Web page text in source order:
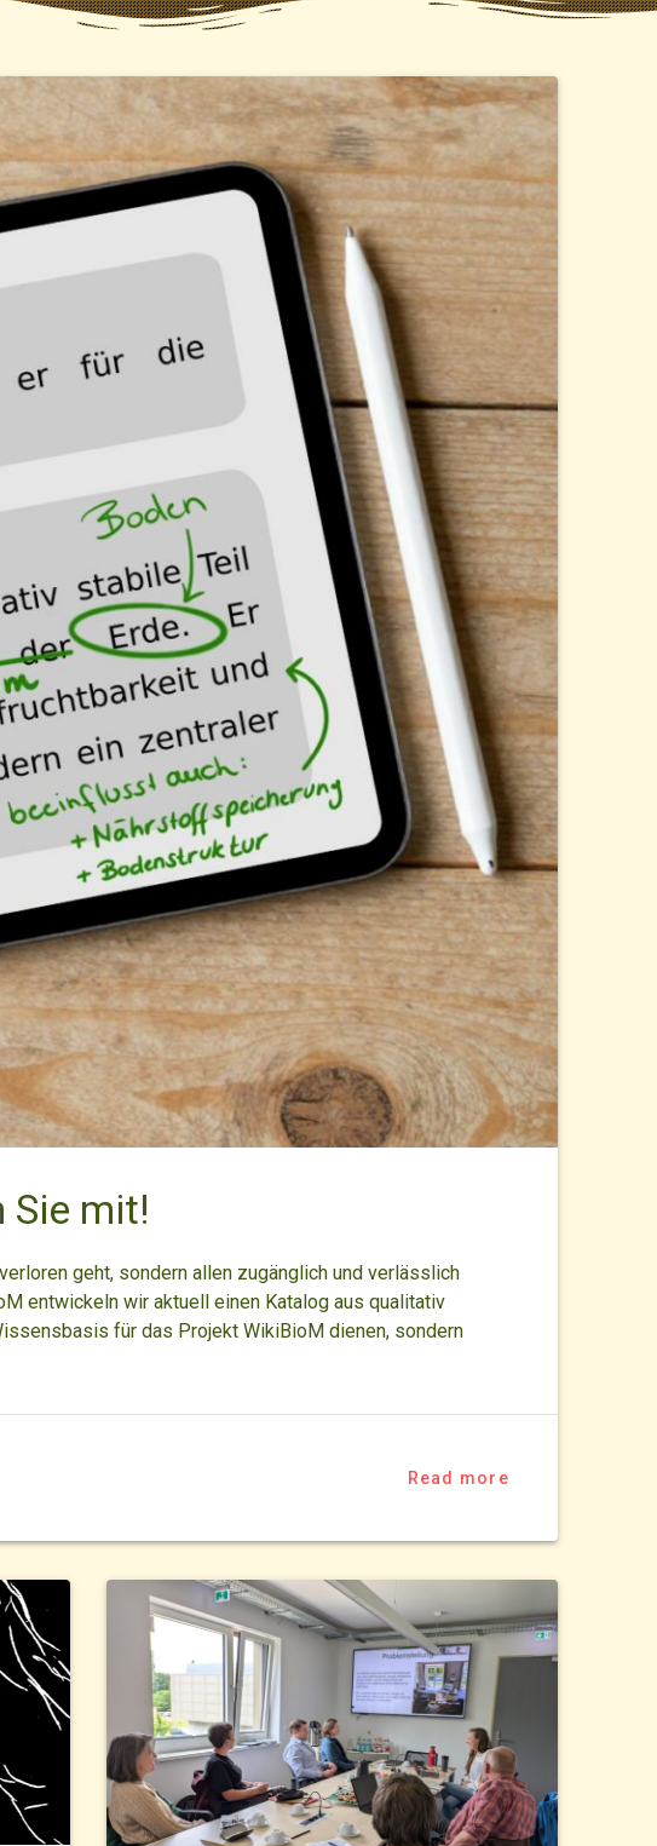
Sie mit!
geht, sondern allen zugänglich und verlässlich
entwickeln wir aktuell einen Katalog aus qualitativ
für das Projekt WikiBioM dienen, sondern
Read more